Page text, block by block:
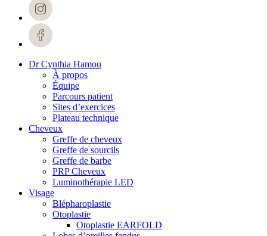
Dr Cynthia Hamou
À propos
Équipe
Parcours patient
Sites d’exercices
Plateau technique
Cheveux
Greffe de cheveux
Greffe de sourcils
Greffe de barbe
PRP Cheveux
Luminothérapie LED
Visage
Blépharoplastie
Otoplastie
Otoplastie EARFOLD